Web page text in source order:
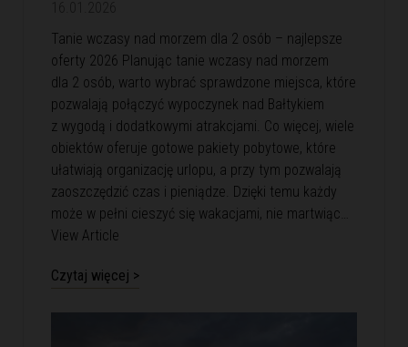
Tanie wczasy nad morzem dla 2 osób – najlepsze
oferty 2026 Planując tanie wczasy nad morzem
dla 2 osób, warto wybrać sprawdzone miejsca, które
pozwalają połączyć wypoczynek nad Bałtykiem
z wygodą i dodatkowymi atrakcjami. Co więcej, wiele
obiektów oferuje gotowe pakiety pobytowe, które
ułatwiają organizację urlopu, a przy tym pozwalają
zaoszczędzić czas i pieniądze. Dzięki temu każdy
może w pełni cieszyć się wakacjami, nie martwiąc…
View Article
Czytaj więcej >